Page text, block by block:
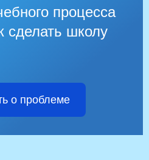
процесса
сделать школу
о проблеме